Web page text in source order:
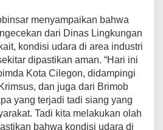
u
L
o
k
a
s
i
I
s
menyampaikan bahwa
dari Dinas Lingkungan
kondisi udara di area industri
dipastikan aman. “Hari ini
Kota Cilegon, didampingi
dan juga dari Brimob
yang terjadi tadi siang yang
Tadi kita melakukan olah
bahwa kondisi udara di